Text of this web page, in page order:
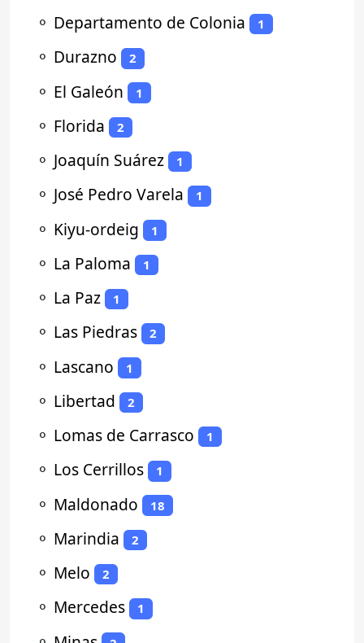
⚬ Departamento de Colonia 1
⚬ Durazno 2
⚬ El Galeón 1
⚬ Florida 2
⚬ Joaquín Suárez 1
⚬ José Pedro Varela 1
⚬ Kiyu-ordeig 1
⚬ La Paloma 1
⚬ La Paz 1
⚬ Las Piedras 2
⚬ Lascano 1
⚬ Libertad 2
⚬ Lomas de Carrasco 1
⚬ Los Cerrillos 1
⚬ Maldonado 18
⚬ Marindia 2
⚬ Melo 2
⚬ Mercedes 1